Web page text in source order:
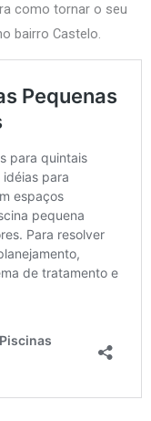
como tornar o seu
bairro Castelo.